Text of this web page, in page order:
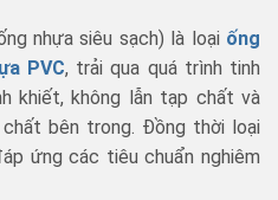
nhựa siêu sạch) là loại ống
PVC, trải qua quá trình tinh
khiết, không lẫn tạp chất và
bên trong. Đồng thời loại
ứng các tiêu chuẩn nghiêm